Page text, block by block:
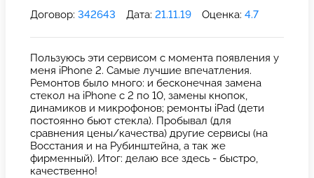
Договор: 342643 Дата: 21.11.19 Оценка: 4.7
Пользуюсь эти сервисом с момента появления у
меня iPhone 2. Самые лучшие впечатления.
Ремонтов было много: и бесконечная замена
стекол на iPhone с 2 по 10, замены кнопок,
динамиков и микрофонов; ремонты iPad (дети
постоянно бьют стекла). Пробывал (для
сравнения цены/качества) другие сервисы (на
Восстания и на Рубинштейна, а так же
фирменный). Итог: делаю все здесь - быстро,
качественно!